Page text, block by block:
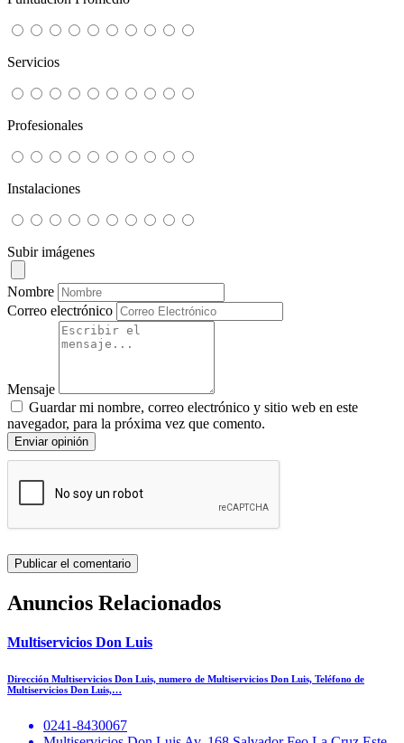
Servicios
Profesionales
Instalaciones
Subir imágenes
Nombre
Correo electrónico
Mensaje
Guardar mi nombre, correo electrónico y sitio web en este
navegador, para la próxima vez que comento.
Enviar opinión
Anuncios Relacionados
Multiservicios Don Luis
Dirección Multiservicios Don Luis, numero de Multiservicios Don Luis, Teléfono de
Multiservicios Don Luis,…
0241-8430067